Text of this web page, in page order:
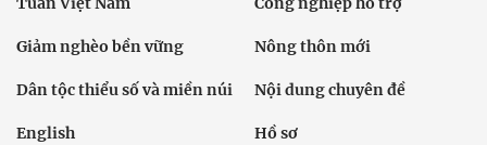
Giảm nghèo bền vững Nông thôn mới
Dân tộc thiểu số và miền núi Nội dung chuyên đề
English Hồ sơ